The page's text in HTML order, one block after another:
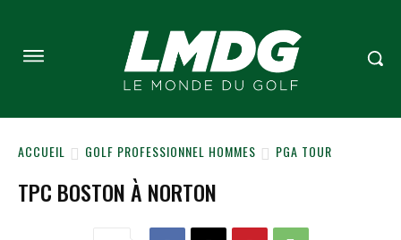
ACCUEIL GOLF PROFESSIONNEL HOMMES PGA TOUR
TPC BOSTON À NORTON